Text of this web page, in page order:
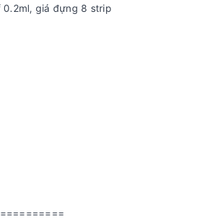
0.2ml, giá đựng 8 strip